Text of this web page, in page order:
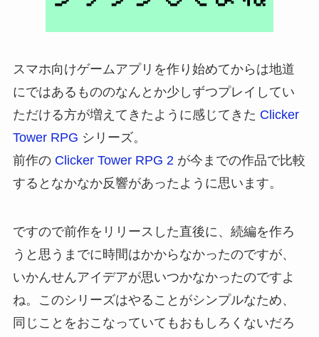
スマホ向けゲームアプリを作り始めてからは地道
にではあるもののなんとか少しずつプレイしてい
ただける方が増えてきたように感じてきた Clicker
Tower RPG シリーズ。
前作の Clicker Tower RPG 2 が今までの作品で比較
するとなかなか反響があったように思います。
ですので前作をリリースした直後に、続編を作ろ
うと思うまでに時間はかからなかったのですが、
いかんせんアイデアが思いつかなかったのですよ
ね。このシリーズはやることがシンプルなため、
同じことをおこなっていてもおもしろくないだろ